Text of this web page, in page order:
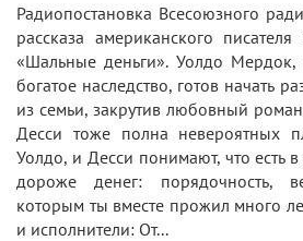
Радиопостановка Всесоюзного
рассказа американского
«Шальные деньги». Уолдо
богатое наследство, готов начать
из семьи, закрутив любовный
Десси тоже полна невероятных
Уолдо, и Десси понимают, что есть
дороже денег: порядочность,
которым ты вместе прожил много
и исполнители: От...